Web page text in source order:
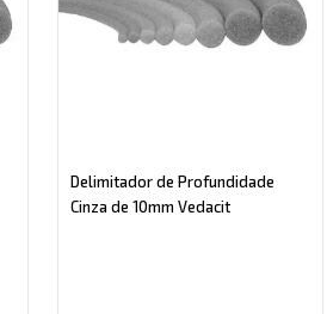
Delimitador de Profundidade
Cinza de 10mm Vedacit